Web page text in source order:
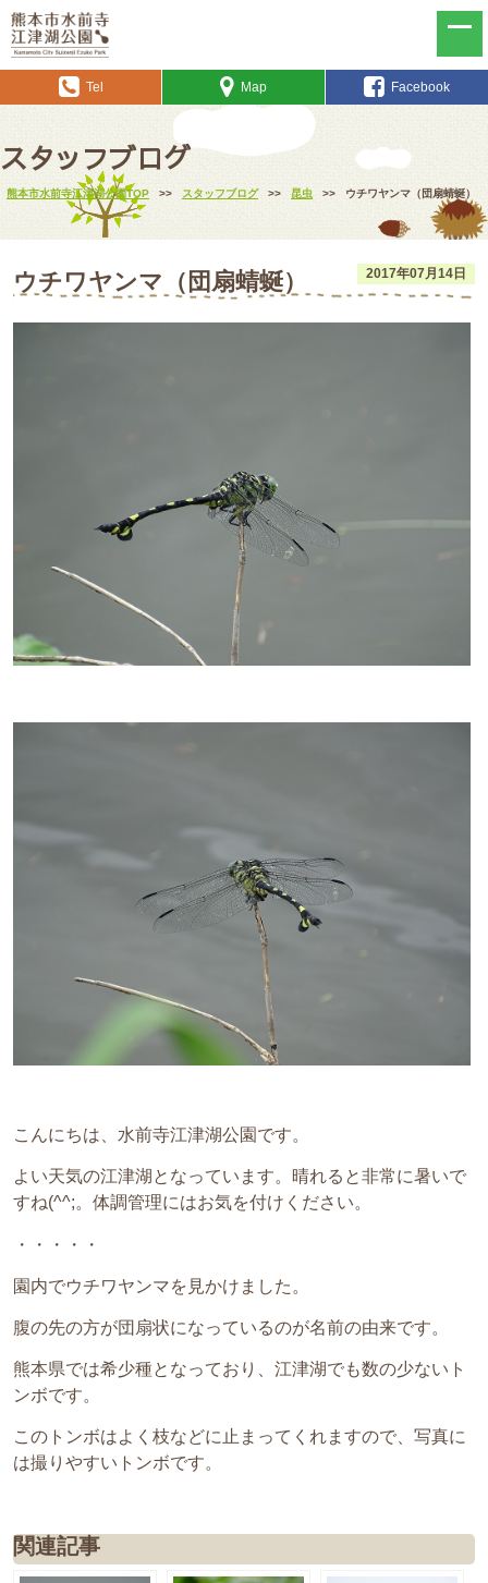
Tel Map Facebook
スタッフブログ
熊本市水前寺江津湖公園TOP >> スタッフブログ >> 昆虫 >> ウチワヤンマ（団扇蜻蜒）
2017年07月14日
ウチワヤンマ（団扇蜻蜒）
こんにちは、水前寺江津湖公園です。
よい天気の江津湖となっています。晴れると非常に暑いで
すね(^^;。体調管理にはお気を付けください。
・・・・・
園内でウチワヤンマを見かけました。
腹の先の方が団扇状になっているのが名前の由来です。
熊本県では希少種となっており、江津湖でも数の少ないト
ンボです。
このトンボはよく枝などに止まってくれますので、写真に
は撮りやすいトンボです。
関連記事